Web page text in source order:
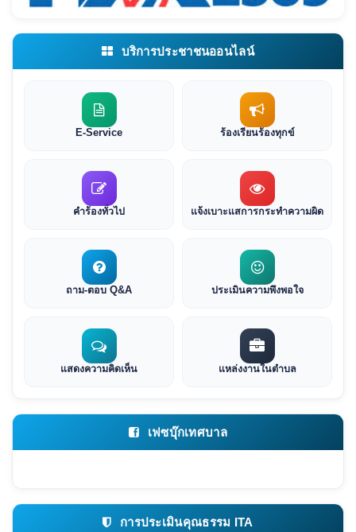
บริการประชาชนออนไลน์
E-Service ร้องเรียนร้องทุกข์
คำร้องทั่วไป แจ้งเบาะแสการกระทำความผิด
ถาม-ตอบ Q&A ประเมินความพึงพอใจ
แสดงความคิดเห็น แหล่งงานในตำบล
เฟซบุ๊กเทศบาล
การประเมินคุณธรรม ITA